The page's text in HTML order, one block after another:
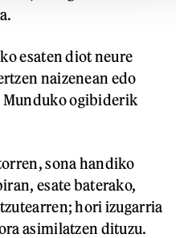
esaten diot neure
naizenean edo
Munduko ogibiderik
sona handiko
esate baterako,
hori izugarria
asimilatzen dituzu.